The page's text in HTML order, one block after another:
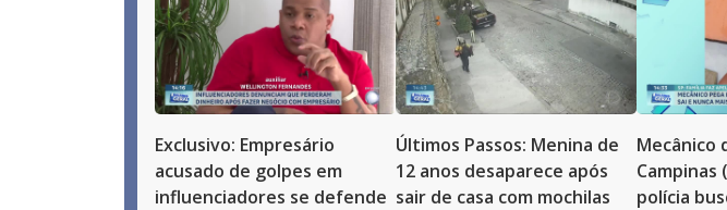
Exclusivo: Empresário
acusado de golpes em
influenciadores se defende
Últimos Passos: Menina de
12 anos desaparece após
sair de casa com mochilas
Mecânico
Campinas
polícia